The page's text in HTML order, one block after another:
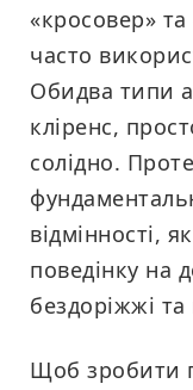
«кросовер»
часто
Обидва типи
кліренс,
солідно.
відмінності,
поведінку на
бездоріжжі та
Щоб зробити